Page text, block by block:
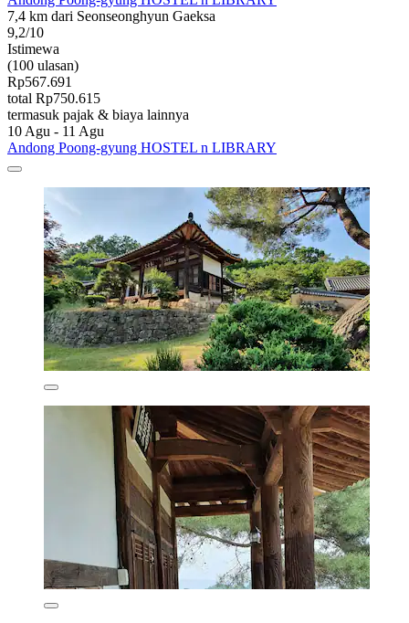
7,4 km dari Seonseonghyun Gaeksa
9,2/10
Istimewa
(100 ulasan)
Rp567.691
total Rp750.615
termasuk pajak & biaya lainnya
10 Agu - 11 Agu
Andong Poong-gyung HOSTEL n LIBRARY